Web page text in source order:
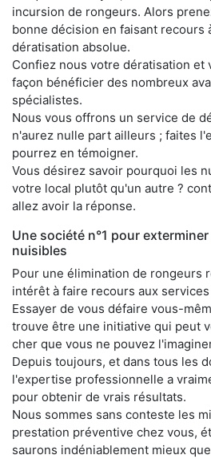
incursion de rongeurs. Alors
bonne décision en faisant recours
dératisation absolue.
Confiez nous votre dératisation et
façon bénéficier des nombreux
spécialistes.
Nous vous offrons un service de
n'aurez nulle part ailleurs ; faites
pourrez en témoigner.
Vous désirez savoir pourquoi les
votre local plutôt qu'un autre ?
allez avoir la réponse.
Une société n°1 pour
nuisibles
Pour une élimination de rongeurs
intérêt à faire recours aux
Essayer de vous défaire vous-
trouve être une initiative qui peut
cher que vous ne pouvez
Depuis toujours, et dans tous les
l'expertise professionnelle a
pour obtenir de vrais résultats.
Nous sommes sans conteste les
prestation préventive chez vous,
saurons indéniablement mieux